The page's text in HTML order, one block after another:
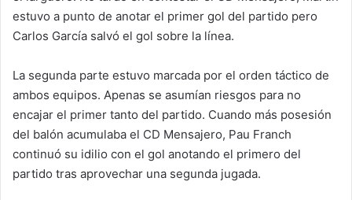
estuvo a punto de anotar el primer gol del partido pero
Carlos García salvó el gol sobre la línea.
La segunda parte estuvo marcada por el orden táctico de
ambos equipos. Apenas se asumían riesgos para no
encajar el primer tanto del partido. Cuando más posesión
del balón acumulaba el CD Mensajero, Pau Franch
continuó su idilio con el gol anotando el primero del
partido tras aprovechar una segunda jugada.